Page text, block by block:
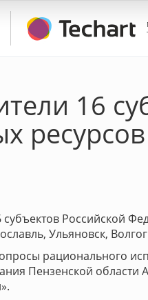
16
ресурсов
субъектов Российской
Ульяновск,
рационального
Пензенской